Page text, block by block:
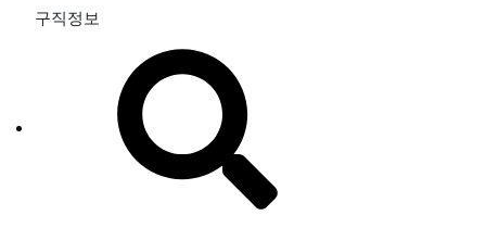
구직정보